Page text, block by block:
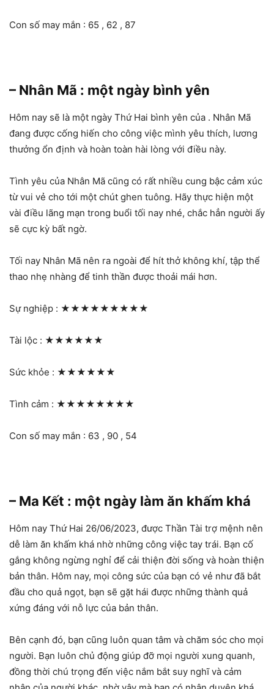
Con số may mắn : 65 , 62 , 87
– Nhân Mã : một ngày bình yên
Hôm nay sẽ là một ngày Thứ Hai bình yên của . Nhân Mã
đang được cống hiến cho công việc mình yêu thích, lương
thưởng ổn định và hoàn toàn hài lòng với điều này.
Tình yêu của Nhân Mã cũng có rất nhiều cung bậc cảm xúc
từ vui vẻ cho tới một chút ghen tuông. Hãy thực hiện một
vài điều lãng mạn trong buổi tối nay nhé, chắc hẳn người ấy
sẽ cực kỳ bất ngờ.
Tối nay Nhân Mã nên ra ngoài để hít thở không khí, tập thể
thao nhẹ nhàng để tinh thần được thoải mái hơn.
Sự nghiệp : ★★★★★★★★★
Tài lộc : ★★★★★★
Sức khỏe : ★★★★★★
Tình cảm : ★★★★★★★★
Con số may mắn : 63 , 90 , 54
– Ma Kết : một ngày làm ăn khấm khá
Hôm nay Thứ Hai 26/06/2023, được Thần Tài trợ mệnh nên
dễ làm ăn khấm khá nhờ những công việc tay trái. Bạn cố
gắng không ngừng nghỉ để cải thiện đời sống và hoàn thiện
bản thân. Hôm nay, mọi công sức của bạn có vẻ như đã bắt
đầu cho quả ngọt, bạn sẽ gặt hái được những thành quả
xứng đáng với nỗ lực của bản thân.
Bên cạnh đó, bạn cũng luôn quan tâm và chăm sóc cho mọi
người. Bạn luôn chủ động giúp đỡ mọi người xung quanh,
đồng thời chú trọng đến việc nắm bắt suy nghĩ và cảm